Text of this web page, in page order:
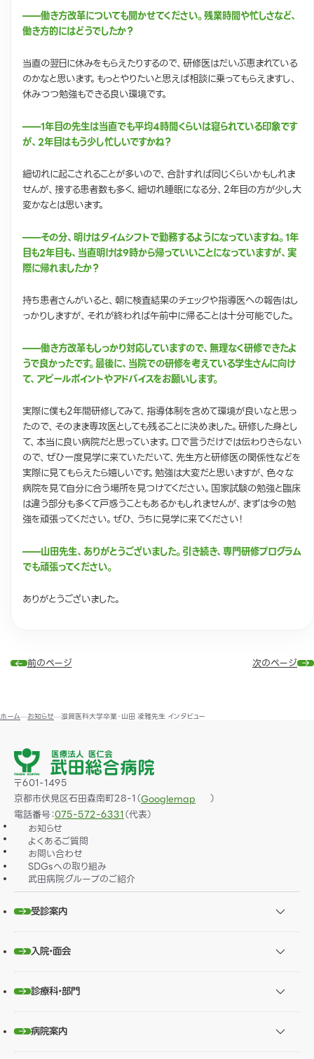
——働き方改革についても聞かせてください。残業時間や忙しさなど、
働き方的にはどうでしたか？
当直の翌日に休みをもらえたりするので、研修医はだいぶ恵まれている
のかなと思います。もっとやりたいと思えば相談に乗ってもらえますし、
休みつつ勉強もできる良い環境です。
——1年目の先生は当直でも平均4時間くらいは寝られている印象です
が、2年目はもう少し忙しいですかね？
細切れに起こされることが多いので、合計すれば同じくらいかもしれま
せんが、接する患者数も多く、細切れ睡眠になる分、2年目の方が少し大
変かなとは思います。
——その分、明けはタイムシフトで勤務するようになっていますね。1年
目も2年目も、当直明けは9時から帰っていいことになっていますが、実
際に帰れましたか？
持ち患者さんがいると、朝に検査結果のチェックや指導医への報告はし
っかりしますが、それが終われば午前中に帰ることは十分可能でした。
——働き方改革もしっかり対応していますので、無理なく研修できたよ
うで良かったです。最後に、当院での研修を考えている学生さんに向け
て、アピールポイントやアドバイスをお願いします。
実際に僕も2年間研修してみて、指導体制を含めて環境が良いなと思っ
たので、そのまま専攻医としても残ることに決めました。研修した身とし
て、本当に良い病院だと思っています。口で言うだけでは伝わりきらない
ので、ぜひ一度見学に来ていただいて、先生方と研修医の関係性などを
実際に見てもらえたら嬉しいです。勉強は大変だと思いますが、色々な
病院を見て自分に合う場所を見つけてください。国家試験の勉強と臨床
は違う部分も多くて戸惑うこともあるかもしれませんが、まずは今の勉
強を頑張ってください。ぜひ、うちに見学に来てください！
——山田先生、ありがとうございました。引き続き、専門研修プログラム
でも頑張ってください。
ありがとうございました。
前のページ 次のページ
ホーム お知らせ 滋賀医科大学卒業・山田 凌雅先生 インタビュー
〒601-1495
京都市伏見区石田森南町28-1（Googlemap
）
電話番号：075-572-6331（代表）
お知らせ
よくあるご質問
お問い合わせ
SDGsへの取り組み
武田病院グループのご紹介
受診案内
入院・面会
診療科・部門
病院案内